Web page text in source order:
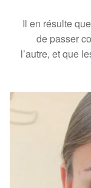
Il en résulte
de passer
l’autre, et que